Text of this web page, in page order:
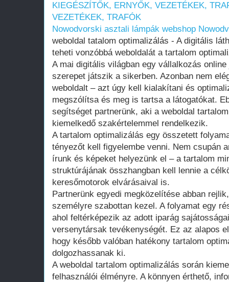
KIEGÉSZÍTŐK, ERNYŐK, VEZETÉKEK,
VEZETÉKEK, TRAFÓK
Nowodvorski asztali lámpák webshop
weboldal tatalom optimalizálás - A digitális
teheti vonzóbbá weboldalát a tartalom
A mai digitális világban egy vállalkozás
szerepet játszik a sikerben. Azonban nem
weboldalt – azt úgy kell kialakítani és
megszólítsa és meg is tartsa a látogatókat.
segítséget partnerünk, aki a weboldal
kiemelkedő szakértelemmel rendelkezik.
A tartalom optimalizálás egy összetett
tényezőt kell figyelembe venni. Nem csupán
írunk és képeket helyezünk el – a tartalom
struktúrájának összhangban kell lennie a
keresőmotorok elvárásaival is.
Partnerünk egyedi megközelítése abban
személyre szabottan kezel. A folyamat egy
ahol feltérképezik az adott iparág
versenytársak tevékenységét. Ez az alapos
hogy később valóban hatékony tartalom
dolgozhassanak ki.
A weboldal tartalom optimalizálás során
felhasználói élményre. A könnyen érthető,